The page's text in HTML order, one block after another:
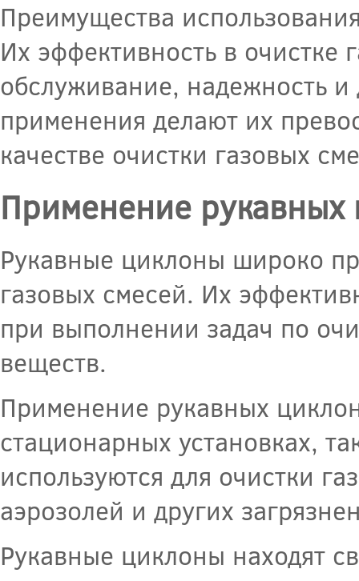
Преимущества
Их эффективность в очистке
обслуживание, надежность
применения делают их
качестве очистки газовых
Применение рукавных
Рукавные циклоны широко
газовых смесей. Их
при выполнении задач по
веществ.
Применение рукавных
стационарных установках,
используются для очистки
аэрозолей и других
Рукавные циклоны находят